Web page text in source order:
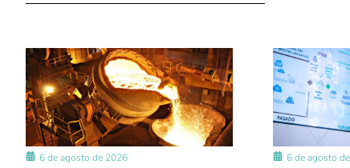
6 de agosto de 2026 6 de agosto